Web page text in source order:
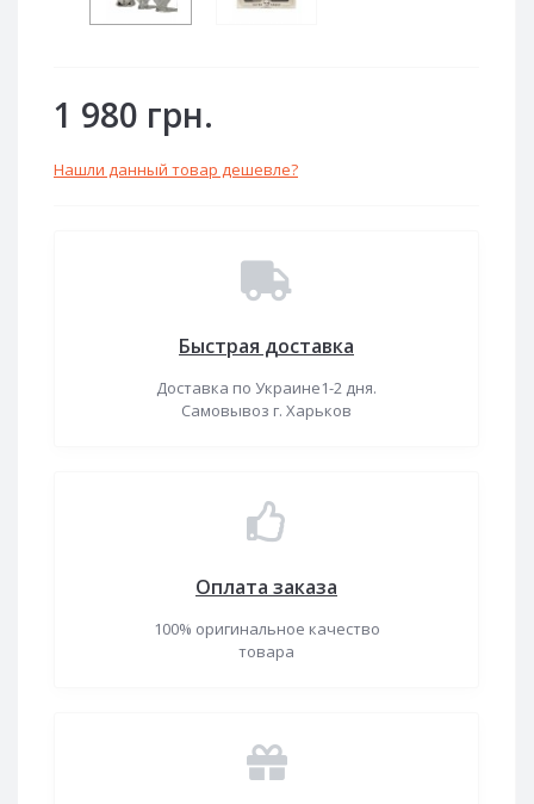
1 980 грн.
Нашли данный товар дешевле?
Быстрая доставка
Доставка по Украине1-2 дня.
Самовывоз г. Харьков
Оплата заказа
100% оригинальное качество
товара